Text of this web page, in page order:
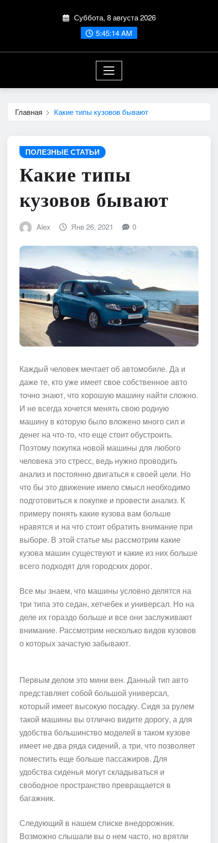
Суббота, 8 августа 2026
5:45:16 AM
Главная Какие типы кузовов бывают
ПОЛЕЗНЫЕ СТАТЬИ
Какие типы
кузовов бывают
Alex Янв 26, 2021 0
Каждый человек мечтает об автомобиле. Да и
даже те, кто уже имеет свое собственное авто
точно знают, что хорошую машину найти сложно.
И не всегда хочется менять свою родную
машину в которую было вложено много сил и
денег на что-то, что еще стоит обустроить.
Поэтому покупка новой машины для любого
человека это стресс, ведь нужно проводить
анализ и постоянно двигаться к своей цели. Но
что бы это движение имело смысл необходимо
подготовиться к покупке и провести анализ. К
примеру понять какие кузова вам больше
нравятся и на что стоит обратить внимание при
выборе. В этой статье мы рассмотрим какие
кузова машин существуют и какие из них больше
всего подходят для городских дорог.
Все мы знаем, что машины условно делятся на
три типа это седан, хетчебек и универсал. Но на
деле их гораздо больше и все они заслуживают
внимание. Рассмотрим несколько видов кузовов
о которых зачастую забывают.
Первым делом это мини вен. Данный тип авто
представляет собой большой универсал,
который имеет высокую посадку. Сидя за рулем
такой машины вы отлично видите дорогу, а для
удобства большинство моделей в таком кузове
имеет не два ряда сидений, а три, что позволяет
поместить еще больше пассажиров. Для
удобства сиденья могут складываться и
свободное пространство превращается в
багажник.
Следующий в нашем списке внедорожник.
Возможно слышали вы о нем часто, но врятли